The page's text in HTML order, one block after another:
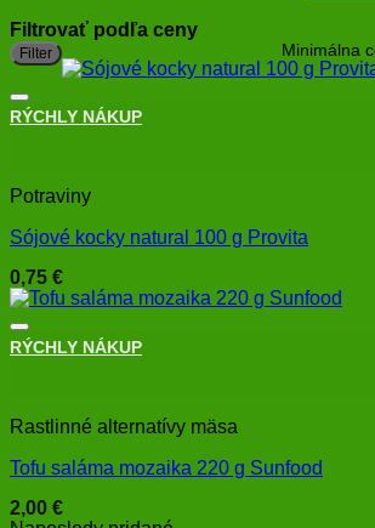
Filtrovať podľa ceny
Minimálna
Filter
+
RÝCHLY NÁKUP
Potraviny
Sójové kocky natural 100 g Provita
0,75 €
+
RÝCHLY NÁKUP
Rastlinné alternatívy mäsa
Tofu saláma mozaika 220 g Sunfood
2,00 €